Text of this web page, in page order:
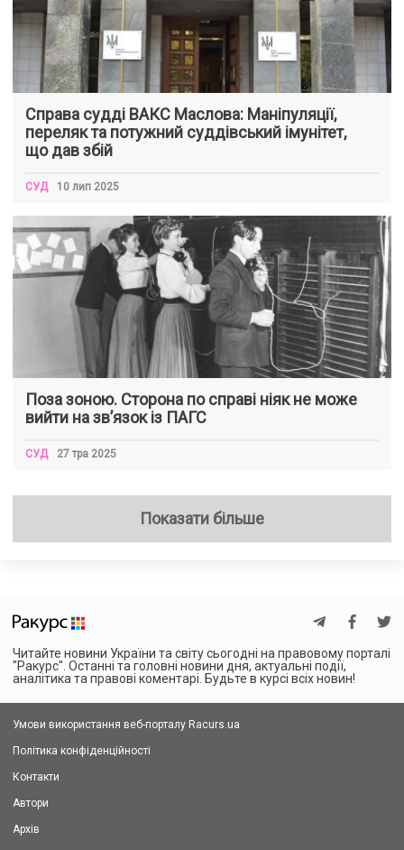
Справа судді ВАКС Маслова: Маніпуляції,
переляк та потужний суддівський імунітет,
що дав збій
СУД 10 лип 2025
Поза зоною. Сторона по справі ніяк не може
вийти на зв’язок із ПАГС
СУД 27 тра 2025
Показати більше
Читайте новини України та світу сьогодні на правовому порталі
"Ракурс". Останні та головні новини дня, актуальні події,
аналітика та правові коментарі. Будьте в курсі всіх новин!
Умови використання веб-порталу Racurs.ua
Політика конфіденційності
Контакти
Автори
Архів